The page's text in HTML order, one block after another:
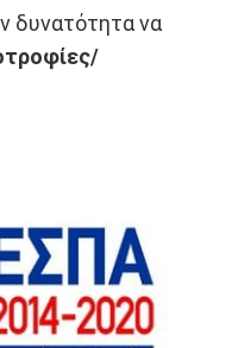
δυνατότητα να